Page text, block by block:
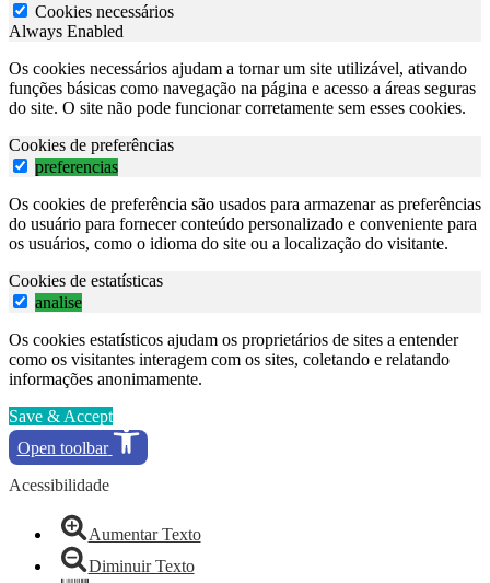
Cookies necessários
Always Enabled
Os cookies necessários ajudam a tornar um site utilizável, ativando
funções básicas como navegação na página e acesso a áreas seguras
do site. O site não pode funcionar corretamente sem esses cookies.
Cookies de preferências
preferencias
Os cookies de preferência são usados para armazenar as preferências
do usuário para fornecer conteúdo personalizado e conveniente para
os usuários, como o idioma do site ou a localização do visitante.
Cookies de estatísticas
analise
Os cookies estatísticos ajudam os proprietários de sites a entender
como os visitantes interagem com os sites, coletando e relatando
informações anonimamente.
Save & Accept
Open toolbar
Acessibilidade
Aumentar Texto
Diminuir Texto